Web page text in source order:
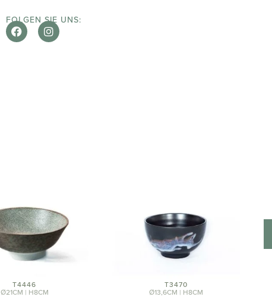
FOLGEN SIE UNS:
T4446
Ø21CM | H8CM
T3470
Ø13,6CM | H8CM